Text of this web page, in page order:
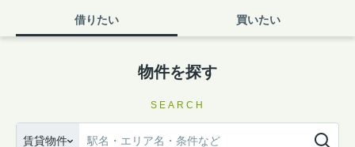
借りたい 買いたい
物件を探す
SEARCH
賃貸物件